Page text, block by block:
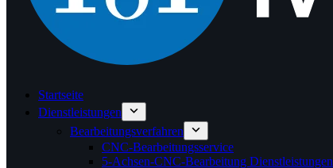
Startseite
Dienstleistungen
Bearbeitungsverfahren
CNC-Bearbeitungsservice
5-Achsen-CNC-Bearbeitung Dienstleistungen